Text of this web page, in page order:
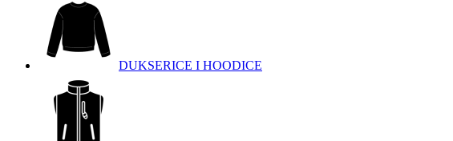
DUKSERICE I HOODICE